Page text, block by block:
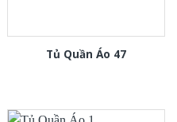
Tủ Quần Áo 47